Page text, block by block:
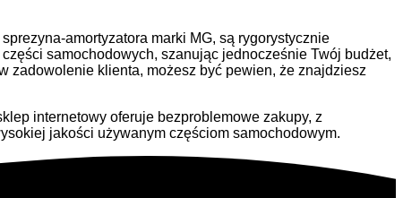
amortyzatora marki MG, są rygorystycznie
samochodowych, szanując jednocześnie Twój budżet,
zadowolenie klienta, możesz być pewien, że znajdziesz
internetowy oferuje bezproblemowe zakupy, z
jakości używanym częściom samochodowym.